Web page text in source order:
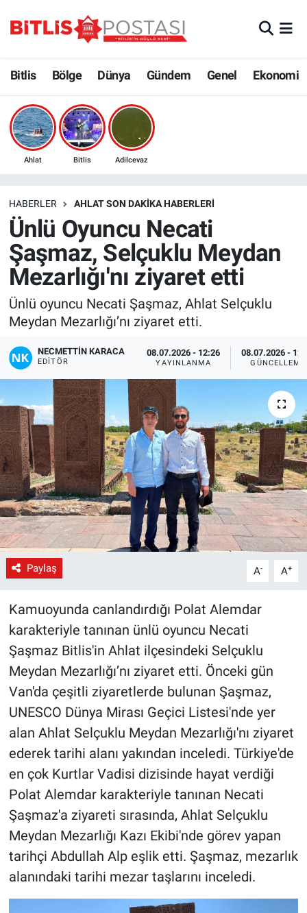
Bitlis Bölge Dünya Gündem Genel Ekonomi
Ahlat Bitlis Adilcevaz
HABERLER AHLAT SON DAKIKA HABERLERI
Ünlü Oyuncu Necati
Şaşmaz, Selçuklu Meydan
Mezarlığı'nı ziyaret etti
Ünlü oyuncu Necati Şaşmaz, Ahlat Selçuklu
Meydan Mezarlığı’nı ziyaret etti.
NECMETTIN KARACA
EDITÖR
08.07.2026 - 12:26
YAYINLANMA
08.07.2026 -
GÜNCELLEME
Paylaş A- A+
Kamuoyunda canlandırdığı Polat Alemdar
karakteriyle tanınan ünlü oyuncu Necati
Şaşmaz Bitlis'in Ahlat ilçesindeki Selçuklu
Meydan Mezarlığı’nı ziyaret etti. Önceki gün
Van'da çeşitli ziyaretlerde bulunan Şaşmaz,
UNESCO Dünya Mirası Geçici Listesi'nde yer
alan Ahlat Selçuklu Meydan Mezarlığı'nı ziyaret
ederek tarihi alanı yakından inceledi. Türkiye'de
en çok Kurtlar Vadisi dizisinde hayat verdiği
Polat Alemdar karakteriyle tanınan Necati
Şaşmaz'a ziyareti sırasında, Ahlat Selçuklu
Meydan Mezarlığı Kazı Ekibi'nde görev yapan
tarihçi Abdullah Alp eşlik etti. Şaşmaz, mezarlık
alanındaki tarihi mezar taşlarını inceledi.
Bölge
Çevre
Eğitim
Ekonomi
Kültür-Sanat
Magazin
Politika
Resmi İlanlar
Sağlık
Siyaset
Spor
Yerel
Bitlis Trafik Yoğunluk Haritası
Süper Lig Puan Durumu ve Fikstür
Son Dakika Haberleri
Haber Arşivi